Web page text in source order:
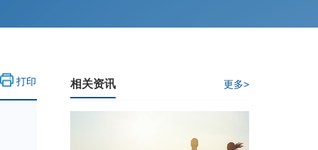
打印 相关资讯 更多>